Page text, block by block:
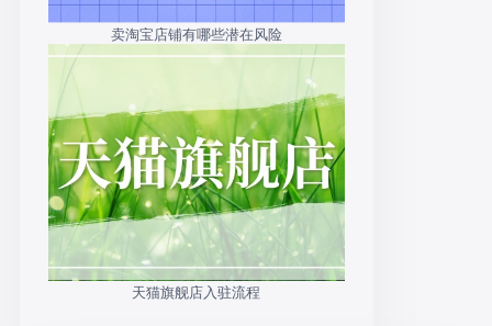
卖淘宝店铺有哪些潜在风险
天猫旗舰店入驻流程